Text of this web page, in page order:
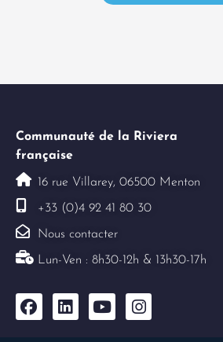
Communauté de la Riviera
française
16 rue Villarey, 06500 Menton
+33 (0)4 92 41 80 30
Nous contacter
Lun-Ven : 8h30-12h & 13h30-17h